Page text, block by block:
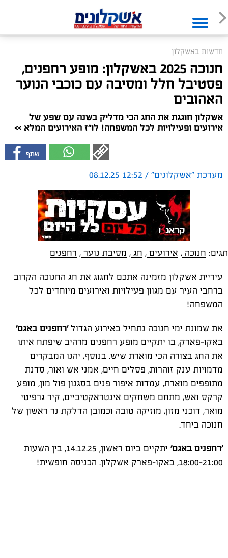
חדשות באשקלון
חנוכה 2025 באשקלון: מופע רחפנים,
פסטיבל חלל ומסיבה עם כוכבי הנוער
האהובים
אשקלון חוגגת את החג הכי מדליק בשנה עם שפע של
אירועים ופעילויות לכל המשפחה! לו"ז האירועים המלא >>
מערכת "אשקלונים" / 12:52 08.12.25
תגים: חנוכה , אירועים , חג , מסיבת נוער , רחפנים
עיריית אשקלון מזמינה אתכם לחגוג את חג החנוכה הקרוב
ברחבי העיר עם מגוון פעילויות ואירועים מיוחדים לכל
המשפחה!
את שמונת ימי חנוכה נתחיל באירוע הגדול'רחפנים באגם'
באקו-פארק, בו יתקיים מופע רחפנים מרהיב שיפתח איתו
את החג בצורה הכי מוארת שיש. בנוסף, יהנו המבקרים
מדמויות ענק זוהרות, פסלים חיים, אמני אש ואור, סדנת
מתופפים מוארת, עמדות איפור פנים בסגנון פול מון, מופע
קרקס ואש, מתחם משחקים אינטראקטיביים, קיר גרפיטי
מואר, דוכני מזון, מוזיקה טובה וכמובן הדלקת נר ראשון של
חנוכה ביחד.
'רחפנים באגם'
יתקיים ביום ראשון, 14.12.25, בין השעות
18:00-21:00, באקו-פארק אשקלון. הכניסה חופשית!